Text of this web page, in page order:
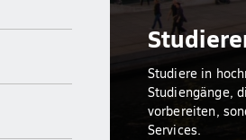
Studiere in
Studiengänge,
vorbereiten,
Services.